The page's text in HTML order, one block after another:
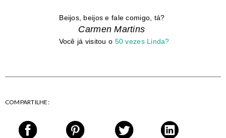
Beijos, beijos e fale comigo, tá?
Carmen Martins
Você já visitou o 50 vezes Linda?
COMPARTILHE: